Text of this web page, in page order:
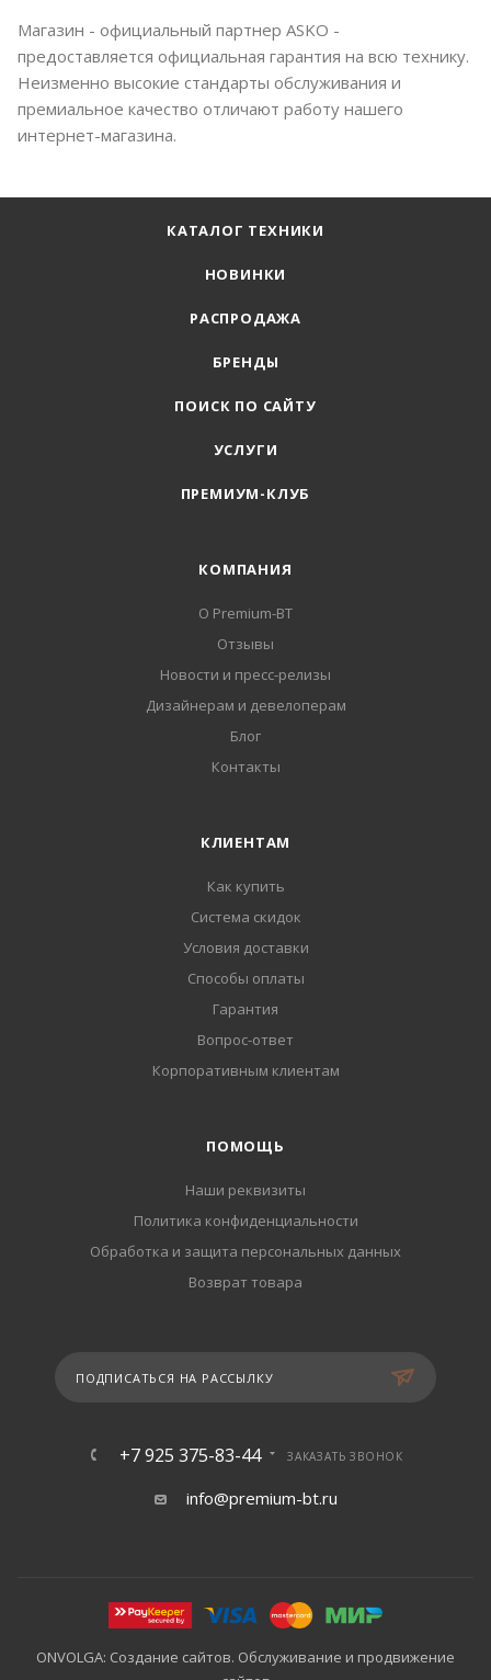
Магазин - официальный партнер ASKO -
предоставляется официальная гарантия на всю технику.
Неизменно высокие стандарты обслуживания и
премиальное качество отличают работу нашего
интернет-магазина.
КАТАЛОГ ТЕХНИКИ
НОВИНКИ
РАСПРОДАЖА
БРЕНДЫ
ПОИСК ПО САЙТУ
УСЛУГИ
ПРЕМИУМ-КЛУБ
КОМПАНИЯ
О Premium-BT
Отзывы
Новости и пресс-релизы
Дизайнерам и девелоперам
Блог
Контакты
КЛИЕНТАМ
Как купить
Система скидок
Условия доставки
Способы оплаты
Гарантия
Вопрос-ответ
Корпоративным клиентам
ПОМОЩЬ
Наши реквизиты
Политика конфиденциальности
Обработка и защита персональных данных
Возврат товара
ПОДПИСАТЬСЯ НА РАССЫЛКУ
+7 925 375-83-44 ЗАКАЗАТЬ ЗВОНОК
info@premium-bt.ru
ONVOLGA: Создание сайтов. Обслуживание и продвижение